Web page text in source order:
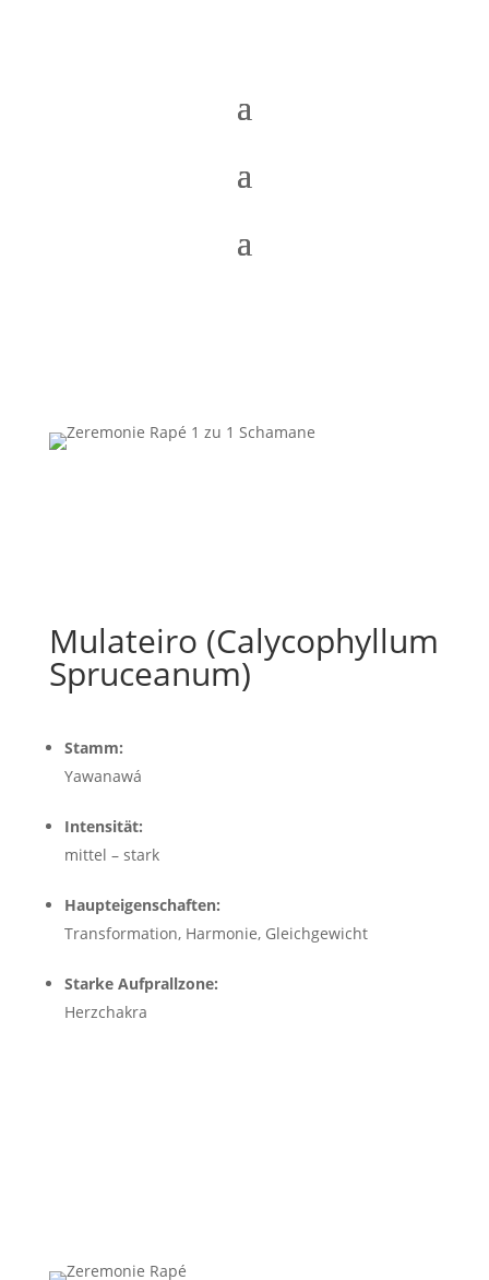
Mulateiro (Calycophyllum
Spruceanum)
Stamm:
Yawanawá
Intensität:
mittel – stark
Haupteigenschaften:
Transformation, Harmonie, Gleichgewicht
Starke Aufprallzone:
Herzchakra